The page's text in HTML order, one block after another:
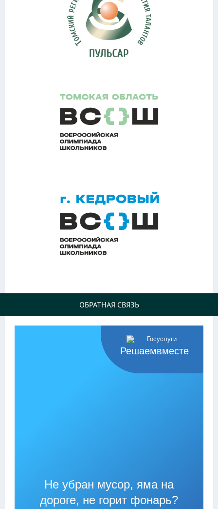
ОБРАТНАЯ СВЯЗЬ
Решаемвместе
Не убран мусор, яма на
дороге, не горит фонарь?